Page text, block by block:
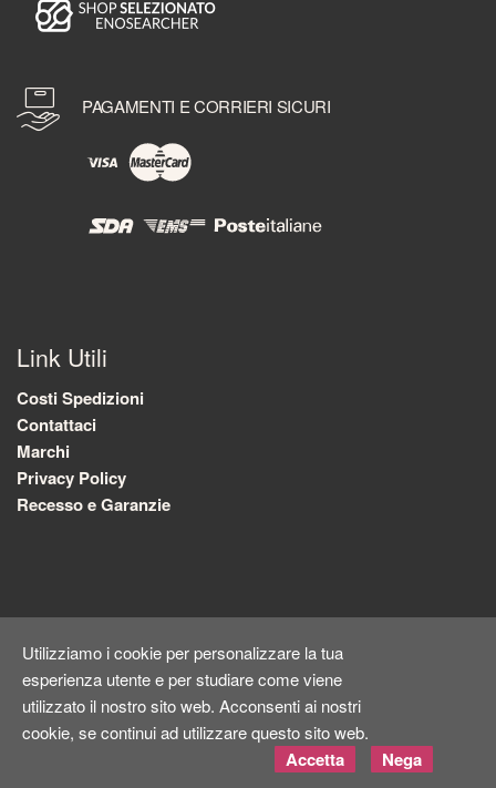
PAGAMENTI E CORRIERI SICURI
Link Utili
Costi Spedizioni
Contattaci
Marchi
Privacy Policy
Recesso e Garanzie
Copyright © Kyuubi Cloud SolutionbySTUDIO 99. Tutti i diritti
Utilizziamo i cookie per personalizzare la tua
esperienza utente e per studiare come viene
utilizzato il nostro sito web. Acconsenti ai nostri
cookie, se continui ad utilizzare questo sito web.
Accetta Nega